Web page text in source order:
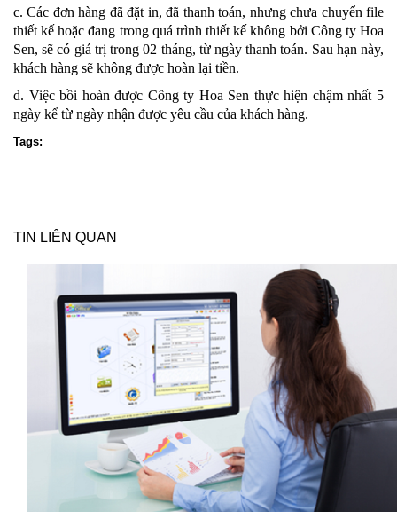
c. Các đơn hàng đã đặt in, đã thanh toán, nhưng chưa chuyển file
thiết kế hoặc đang trong quá trình thiết kế không bởi Công ty Hoa
Sen, sẽ có giá trị trong 02 tháng, từ ngày thanh toán. Sau hạn này,
khách hàng sẽ không được hoàn lại tiền.
d. Việc bồi hoàn được Công ty Hoa Sen thực hiện chậm nhất 5
ngày kể từ ngày nhận được yêu cầu của khách hàng.
Tags:
TIN LIÊN QUAN